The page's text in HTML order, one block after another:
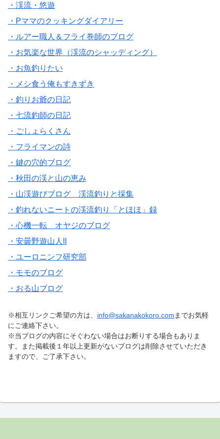
・渓流・悠遊
・Pママのクッキングダイアリー
・ルアー職人＆フライ巻師のブログ
・お気楽な世界（渓流のシャッディング）
・お魚釣りたい
・メシ食う俺もすきずき
・釣りお爺の日記
・七流釣師の日記
・ごしょらくさん
・フライマンの詩
・鍵の穴的ブログ
・秋田の渓と山の恵み
・山渓遊びブログ 渓流釣りと採集
・釣れないニートの渓流釣り「とほほ」録
・心機一転 オヤジのブログ
・安曇野遊山人II
・ユーロニンフ研究部
・モモのブログ
・おる山ブログ
※相互リンクご希望の方は、 info@sakanakokoro.com までお気軽
にご連絡下さい。
※当ブログの内容にそぐわない場合はお断りする場合もありま
す。また掲載後１年以上更新がないブログは削除させていただき
ますので、ご了承下さい。